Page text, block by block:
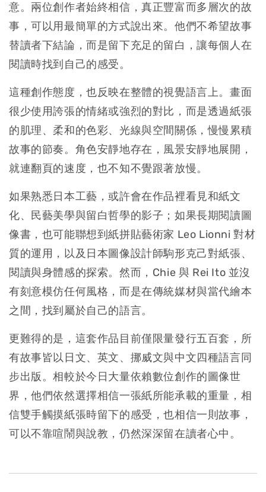
意。兩位創作者始終相信，真正豐富而多層次的故
事，可以用最簡單的方式說出來。他們不希望故事
替讀者下結論，而是留下充足的留白，讓每個人在
閱讀時找到自己的感受。
這種創作態度，也反映在整體的視覺語言上。畫面
很少使用誇張的情緒或強烈的對比，而是透過紙張
的肌理、柔和的色彩、光線與空間關係，慢慢累積
故事的節奏。角色安靜地存在，風景安靜地展開，
就連翻頁的速度，也不知不覺跟著放慢。
如果熟悉日本工藝，或許會在作品裡看見和紙文
化、民藝美學與留白哲學的影子；如果長期閱讀圖
像書，也可能聯想到紙拼貼藝術家 Leo Lionni 對材
質的運用，以及日本圖像設計師駒形克己對紙張、
閱讀與身體感的探索。然而，Chie 與 Rei Ito 並沒
有刻意模仿任何風格，而是在傳統媒材與當代繪本
之間，找到屬於自己的語言。
更難得的是，這套作品目前僅限量發行五百套，所
有故事皆以日文、英文、挪威文與中文四種語言同
步出版。相較於今日大量依賴數位創作的圖像世
界，他們依然選擇相信一張紙所能承載的重量，相
信雙手觸摸紙張時留下的感受，也相信一則故事，
可以不靠喧鬧與說教，仍然深深留在讀者心中。